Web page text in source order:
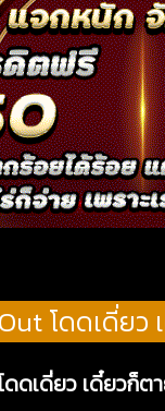
โดดเดี่ยว
ดเดี่ยว เดี๋ยวก็ต